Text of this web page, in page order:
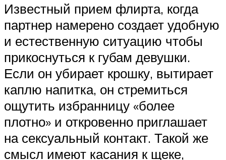
Известный прием флирта, когда
партнер намерено создает удобную
и естественную ситуацию чтобы
прикоснуться к губам девушки.
Если он убирает крошку, вытирает
каплю напитка, он стремиться
ощутить избранницу «более
плотно» и откровенно приглашает
на сексуальный контакт. Такой же
смысл имеют касания к щеке,